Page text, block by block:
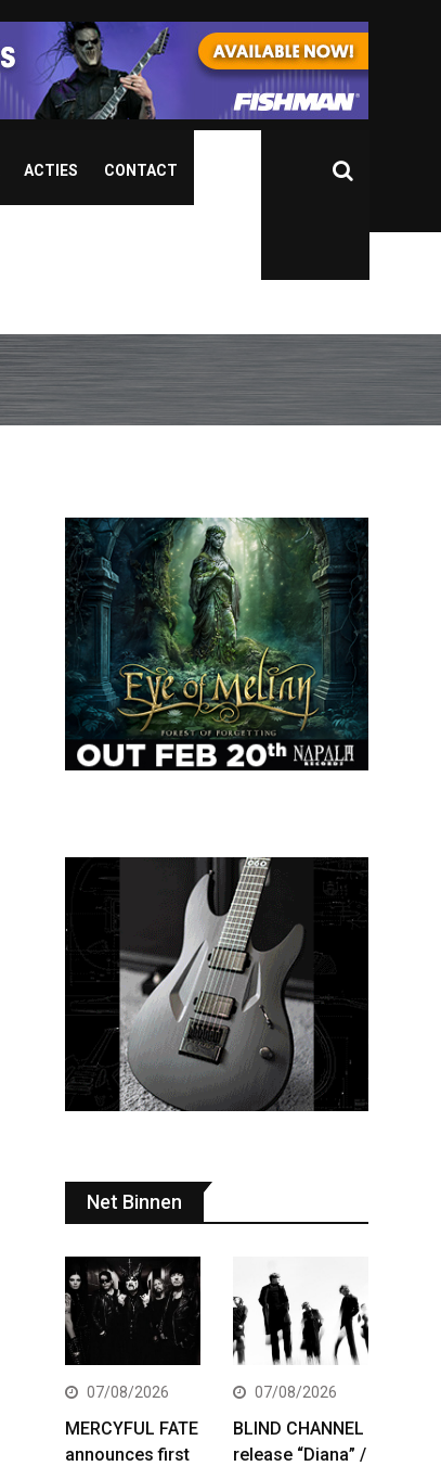
ACTIES CONTACT
Net Binnen
07/08/2026
MERCYFUL FATE
announces first
07/08/2026
BLIND CHANNEL
release “Diana” /